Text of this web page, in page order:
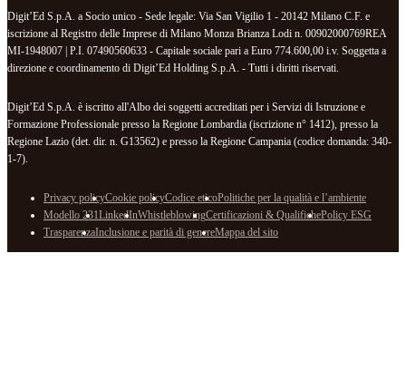
Digit’Ed S.p.A. a Socio unico - Sede legale: Via San Vigilio 1 - 20142 Milano C.F. e
iscrizione al Registro delle Imprese di Milano Monza Brianza Lodi n. 00902000769REA
MI-1948007 | P.I. 07490560633 - Capitale sociale pari a Euro 774.600,00 i.v. Soggetta a
direzione e coordinamento di Digit’Ed Holding S.p.A. - Tutti i diritti riservati.
Digit’Ed S.p.A. è iscritto all'Albo dei soggetti accreditati per i Servizi di Istruzione e
Formazione Professionale presso la Regione Lombardia (iscrizione n° 1412), presso la
Regione Lazio (det. dir. n. G13562) e presso la Regione Campania (codice domanda: 340-
1-7).
Privacy policyCookie policyCodice eticoPolitiche per la qualità e l’ambiente
Modello 231LinkedInWhistleblowingCertificazioni & QualifichePolicy ESG
TrasparenzaInclusione e parità di genereMappa del sito